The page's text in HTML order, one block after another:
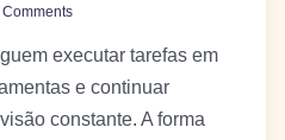
Comments
executar tarefas em
e continuar
constante. A forma